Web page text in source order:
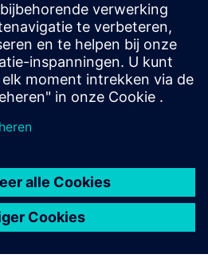
voor digitale transformatie
de toeleveringsketen —